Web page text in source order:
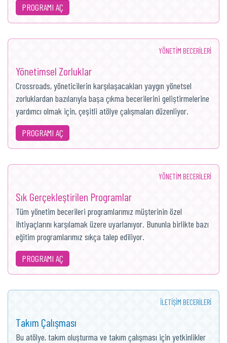
PROGRAMI AÇ
YÖNETIM BECERILERI
Yönetimsel Zorluklar
Crossroads, yöneticilerin karşılaşacakları yaygın yönetsel
zorluklardan bazılarıyla başa çıkma becerilerini geliştirmelerine
yardımcı olmak için, çeşitli atölye çalışmaları düzenliyor.
PROGRAMI AÇ
YÖNETIM BECERILERI
Sık Gerçekleştirilen Programlar
Tüm yönetim becerileri programlarımız müşterinin özel
ihtiyaçlarını karşılamak üzere uyarlanıyor. Bununla birlikte bazı
eğitim programlarımız sıkça talep ediliyor.
PROGRAMI AÇ
İLETIŞIM BECERILERI
Takım Çalışması
Bu atölye, takım oluşturma ve takım çalışması için yetkinlikler